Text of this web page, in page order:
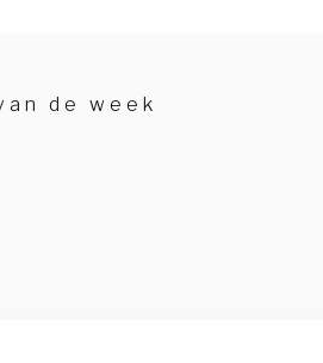
de week